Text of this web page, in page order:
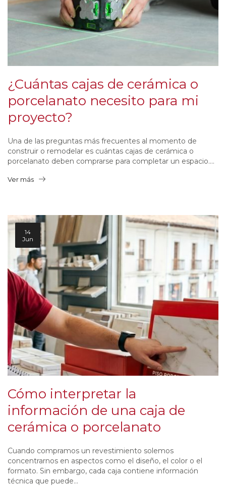
¿Cuántas cajas de cerámica o
porcelanato necesito para mi
proyecto?
Una de las preguntas más frecuentes al momento de
construir o remodelar es cuántas cajas de cerámica o
porcelanato deben comprarse para completar un espacio....
Ver más
14
Jun
Cómo interpretar la
información de una caja de
cerámica o porcelanato
Cuando compramos un revestimiento solemos
concentrarnos en aspectos como el diseño, el color o el
formato. Sin embargo, cada caja contiene información
técnica que puede...